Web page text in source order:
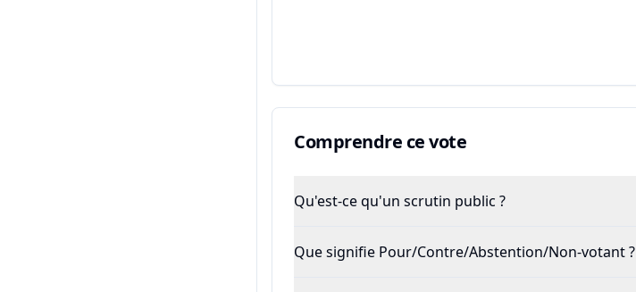
Comprendre ce vote
Qu'est-ce qu'un scrutin public ?
Que signifie Pour/Contre/Abstention/Non-votant ?